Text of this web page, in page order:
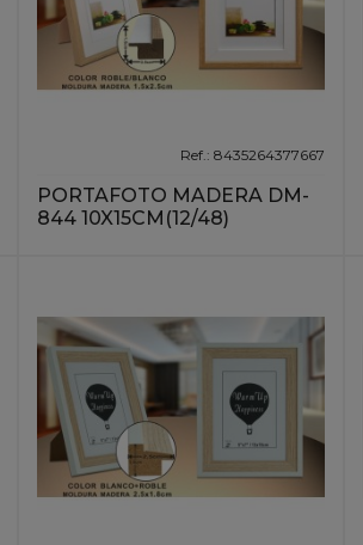
Ref.: 8435264377667
PORTAFOTO MADERA DM-
844 10X15CM(12/48)